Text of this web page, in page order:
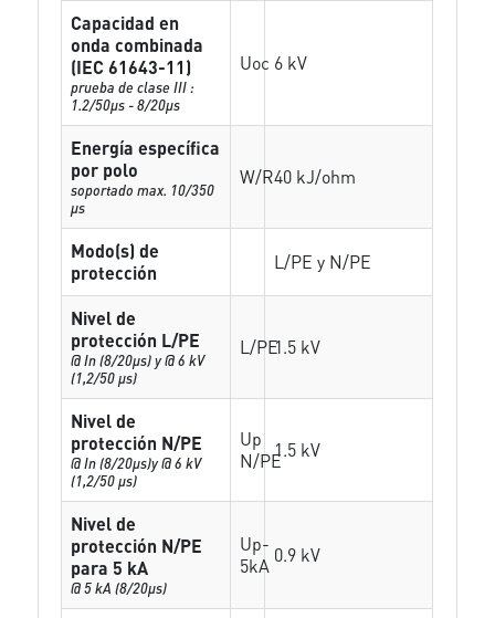
Capacidad en
onda combinada
(IEC 61643-11)
prueba de clase III :
1.2/50µs - 8/20µs
Uoc 6 kV
Energía específica
por polo
soportado max. 10/350
µs
W/R40 kJ/ohm
Modo(s) de
protección
L/PE y N/PE
Nivel de
protección L/PE
@ In (8/20µs) y @ 6 kV
(1,2/50 µs)
L/PE1.5 kV
Nivel de
protección N/PE
@ In (8/20µs)y @ 6 kV
(1,2/50 µs)
Up
N/PE1.5 kV
Nivel de
protección N/PE
para 5 kA
@ 5 kA (8/20µs)
Up-
5kA 0.9 kV